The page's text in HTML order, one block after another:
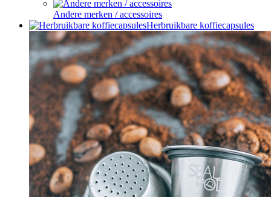
Andere merken / accessoires
Herbruikbare koffiecapsules